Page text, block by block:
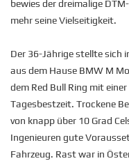
bewies der dreimalige
mehr seine Vielseitigkeit.
Der 36-Jährige stellte sich
aus dem Hause BMW M
dem Red Bull Ring mit
Tagesbestzeit. Trockene
von knapp über 10 Grad
Ingenieuren gute
Fahrzeug. Rast war in